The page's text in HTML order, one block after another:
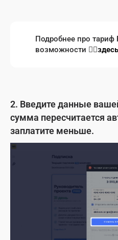
Подробнее про тариф
возможности 👉🏻здесь
2. Введите данные
сумма пересчитается
заплатите меньше.